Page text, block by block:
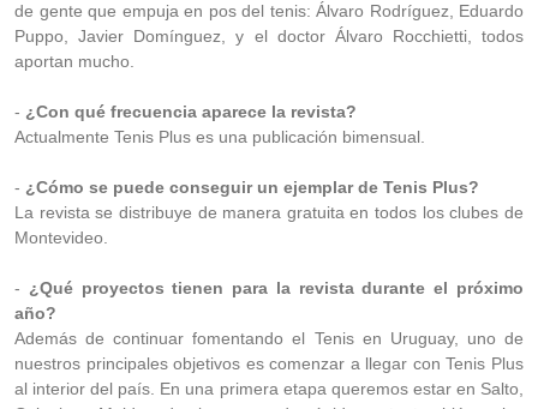
de gente que empuja en pos del tenis: Álvaro Rodríguez, Eduardo
Puppo, Javier Domínguez, y el doctor Álvaro Rocchietti, todos
aportan mucho.
- ¿Con qué frecuencia aparece la revista?
Actualmente Tenis Plus es una publicación bimensual.
- ¿Cómo se puede conseguir un ejemplar de Tenis Plus?
La revista se distribuye de manera gratuita en todos los clubes de
Montevideo.
- ¿Qué proyectos tienen para la revista durante el próximo
año?
Además de continuar fomentando el Tenis en Uruguay, uno de
nuestros principales objetivos es comenzar a llegar con Tenis Plus
al interior del país. En una primera etapa queremos estar en Salto,